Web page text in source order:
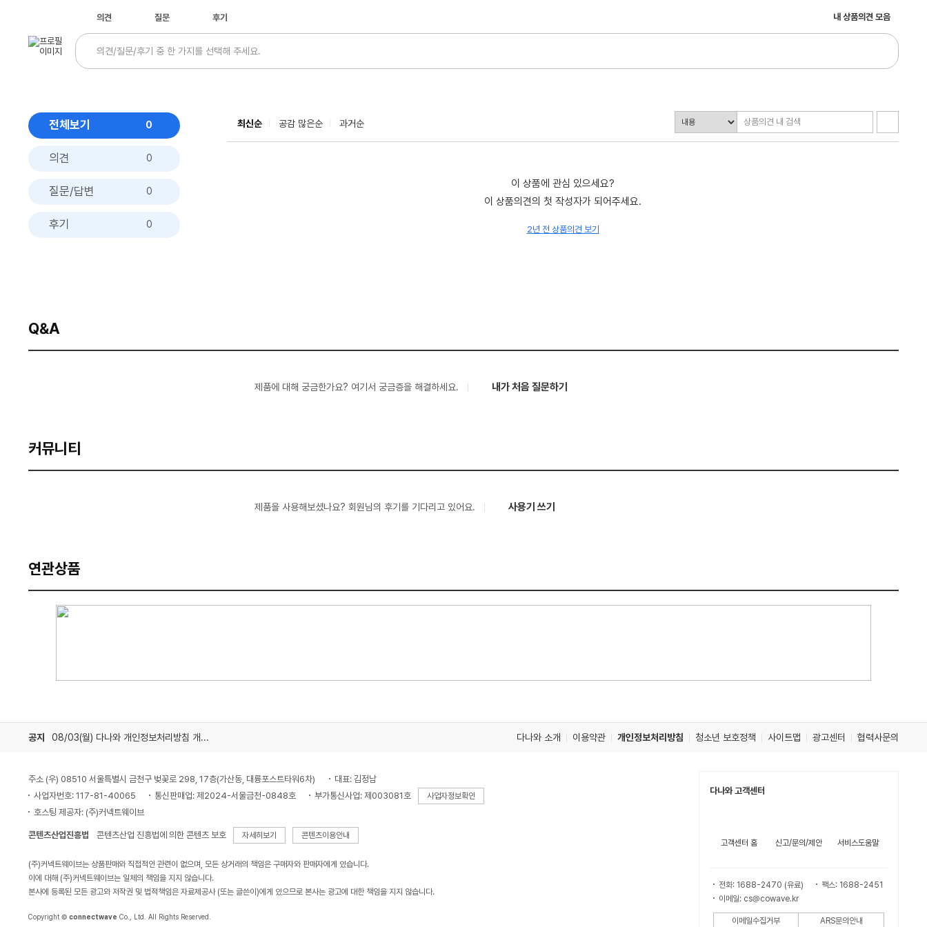
내 상품의견 모음
의견 질문 후기
전체보기 0
의견 0
질문/답변 0
후기 0
최신순 공감 많은순 과거순
이 상품에 관심 있으세요?
이 상품의견의 첫 작성자가 되어주세요.
2년 전 상품의견 보기
Q&A
제품에 대해 궁금한가요? 여기서 궁금증을 해결하세요. 내가 처음 질문하기
커뮤니티
제품을 사용해보셨나요? 회원님의 후기를 기다리고 있어요. 사용기 쓰기
연관상품
공지 08/03(월) 다나와 개인정보처리방침 개정 안내 다나와 소개 이용약관 개인정보처리방침 청소년 보호정책 사이트맵 광고센터 협력사문의
주소 (우) 08510 서울특별시 금천구 벚꽃로 298, 17층(가산동, 대륭포스트타워6차)
대표: 김정남
사업자번호: 117-81-40065
통신판매업: 제2024-서울금천-0848호 부가통신사업: 제003081호 사업자정보확인
호스팅 제공자: (주)커넥트웨이브
콘텐츠산업진흥법 콘텐츠산업 진흥법에 의한 콘텐츠 보호 자세히보기 콘텐츠이용안내
(주)커넥트웨이브는 상품판매와 직접적인 관련이 없으며, 모든 상거래의 책임은 구매자와 판매자에게 있습니다.
이에 대해 (주)커넥트웨이브는 일체의 책임을 지지 않습니다.
본사에 등록된 모든 광고와 저작권 및 법적책임은 자료제공사 (또는 글쓴이)에게 있으므로 본사는 광고에 대한 책임을 지지 않습니다.
Copyright © connectwave Co., Ltd. All Rights Reserved.
다나와 고객센터
고객센터 홈 신고/문의/제안 서비스도움말
전화: 1688-2470 (유료)
팩스: 1688-2451
이메일: cs@cowave.kr
이메일수집거부 ARS문의안내